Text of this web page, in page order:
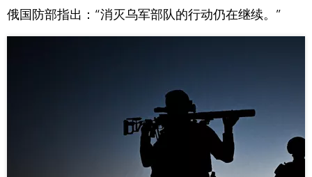
俄国防部指出：“消灭乌军部队的行动仍在继续。”